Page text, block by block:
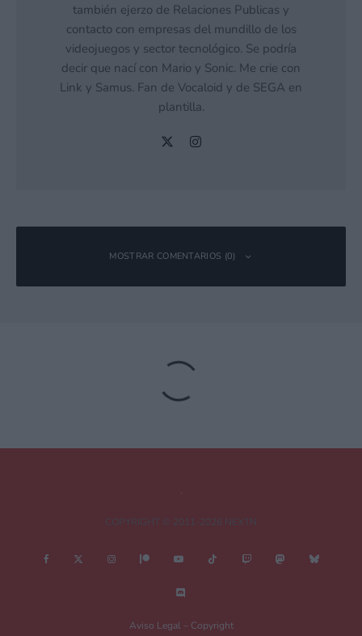
también ejerzo de Relaciones Publicas y
contacto con empresas del mundillo de los
videojuegos y sector tecnológico. Se podría
decir que nací con Mario y Sonic. Me crie con
Link y Samus. Fan de Vocaloid y de SEGA en
plantilla.
MOSTRAR COMENTARIOS (0)
Tu dirección de correo electrónico no será publicada.
Aviso Legal – Copyright